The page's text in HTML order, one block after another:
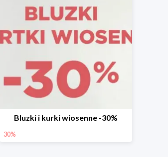
Bluzki i kurki wiosenne -30%
30%